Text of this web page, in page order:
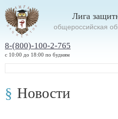
Лига
oбщероссийская
8-(800)-100-2-765
с 10:00 до 18:00 по будням
Новости